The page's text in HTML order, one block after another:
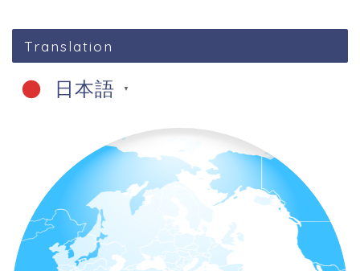
Translation
日本語 ▼